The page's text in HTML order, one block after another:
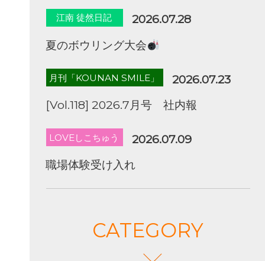
江南 徒然日記
2026.07.28
夏のボウリング大会
月刊「KOUNAN SMILE」
2026.07.23
[Vol.118] 2026.7月号 社内報
LOVEしこちゅう
2026.07.09
職場体験受け入れ
CATEGORY